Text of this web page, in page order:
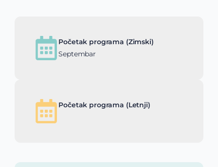
Početak programa (Zimski)
Septembar
Početak programa (Letnji)